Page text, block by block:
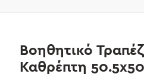
Βοηθητικό
Καθρέπτη